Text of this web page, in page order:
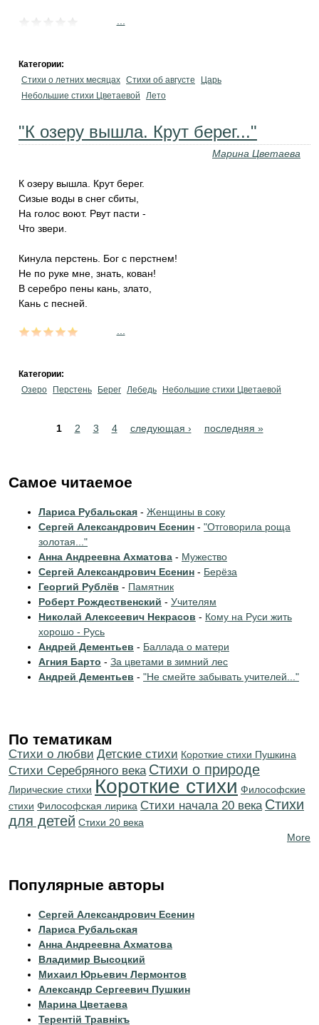
Категории:
Стихи о летних месяцах Стихи об августе
Царь
Небольшие стихи Цветаевой
Лето
"К озеру вышла. Крут берег..."
Марина Цветаева
К озеру вышла. Крут берег.
Сизые воды в снег сбиты,
На голос воют. Рвут пасти -
Что звери.
Кинула перстень. Бог с перстнем!
Не по руке мне, знать, кован!
В серебро пены кань, злато,
Кань с песней.
Категории:
Озеро
Перстень Берег Лебедь Небольшие стихи Цветаевой
1 2 3 4 следующая › последняя »
Самое читаемое
Лариса Рубальская - Женщины в соку
Сергей Александрович Есенин - "Отговорила роща
золотая..."
Анна Андреевна Ахматова - Мужество
Сергей Александрович Есенин - Берёза
Георгий Рублёв - Памятник
Роберт Рождественский - Учителям
Николай Алексеевич Некрасов - Кому на Руси жить
хорошо - Русь
Андрей Дементьев - Баллада о матери
Агния Барто - За цветами в зимний лес
Андрей Дементьев - "Не смейте забывать учителей..."
По тематикам
Стихи о любви Детские стихи Короткие стихи Пушкина
Cтихи Серебряного века Стихи о природе
Лирические стихи Короткие стихи Философские
стихи Философская лирика Cтихи начала 20 века Стихи
для детей Стихи 20 века
More
Популярные авторы
Сергей Александрович Есенин
Лариса Рубальская
Анна Андреевна Ахматова
Владимир Высоцкий
Михаил Юрьевич Лермонтов
Александр Сергеевич Пушкин
Марина Цветаева
Терентiй Травнiкъ